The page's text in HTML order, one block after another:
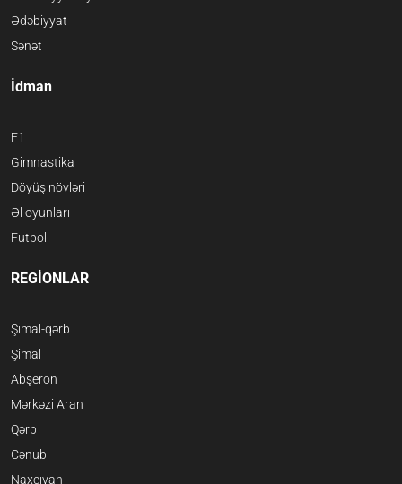
Ədəbiyyat
Sənət
İdman
F1
Gimnastika
Döyüş növləri
Əl oyunları
Futbol
REGİONLAR
Şimal-qərb
Şimal
Abşeron
Mərkəzi Aran
Qərb
Cənub
Naxçıvan